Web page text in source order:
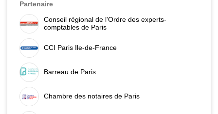
Partenaire
Conseil régional de l'Ordre des experts-
comptables de Paris
CCI Paris Ile-de-France
Barreau de Paris
Chambre des notaires de Paris